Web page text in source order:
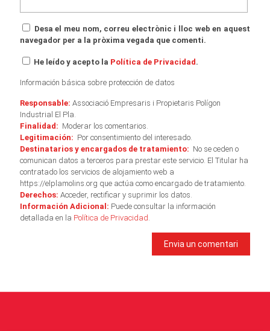
Desa el meu nom, correu electrònic i lloc web en aquest
navegador per a la pròxima vegada que comenti.
He leído y acepto la Política de Privacidad .
Información básica sobre protección de datos
Responsable: Associació Empresaris i Propietaris Polígon
Industrial El Pla.
Finalidad: Moderar los comentarios.
Legitimación: Por consentimiento del interesado.
Destinatarios y encargados de tratamiento: No se ceden o
comunican datos a terceros para prestar este servicio. El Titular ha
contratado los servicios de alojamiento web a
https://elplamolins.org que actúa como encargado de tratamiento.
Derechos: Acceder, rectificar y suprimir los datos.
Información Adicional: Puede consultar la información
detallada en la Política de Privacidad.